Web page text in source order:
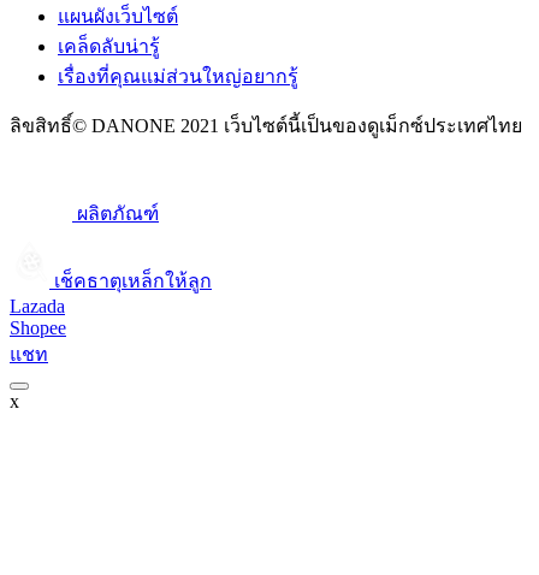
แผนผังเว็บไซต์
เคล็ดลับน่ารู้
เรื่องที่คุณแม่ส่วนใหญ่อยากรู้
ลิขสิทธิ์© DANONE 2021 เว็บไซต์นี้เป็นของดูเม็กซ์ประเทศไทย
ผลิตภัณฑ์
เช็คธาตุเหล็กให้ลูก​
Lazada
Shopee
แชท
x